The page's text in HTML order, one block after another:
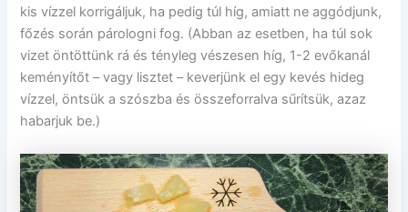
kis vízzel korrigáljuk, ha pedig túl híg, amiatt ne aggódjunk,
főzés során párologni fog. (Abban az esetben, ha túl sok
vizet öntöttünk rá és tényleg vészesen híg, 1-2 evőkanál
keményítőt – vagy lisztet – keverjünk el egy kevés hideg
vízzel, öntsük a szószba és összeforralva sűrítsük, azaz
habarjuk be.)